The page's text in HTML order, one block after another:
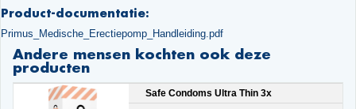
Product-documentatie:
Primus_Medische_Erectiepomp_Handleiding.pdf
Andere mensen kochten ook deze
producten
Safe Condoms Ultra Thin 3x